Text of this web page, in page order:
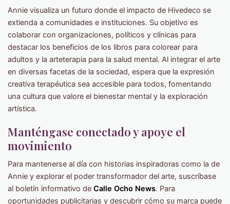
Annie visualiza un futuro donde el impacto de Hivedeco se
extienda a comunidades e instituciones. Su objetivo es
colaborar con organizaciones, políticos y clínicas para
destacar los beneficios de los libros para colorear para
adultos y la arteterapia para la salud mental. Al integrar el arte
en diversas facetas de la sociedad, espera que la expresión
creativa terapéutica sea accesible para todos, fomentando
una cultura que valore el bienestar mental y la exploración
artística.
Manténgase conectado y apoye el
movimiento
Para mantenerse al día con historias inspiradoras como la de
Annie y explorar el poder transformador del arte, suscríbase
al boletín informativo de Calle Ocho News. Para
oportunidades publicitarias y descubrir cómo su marca puede